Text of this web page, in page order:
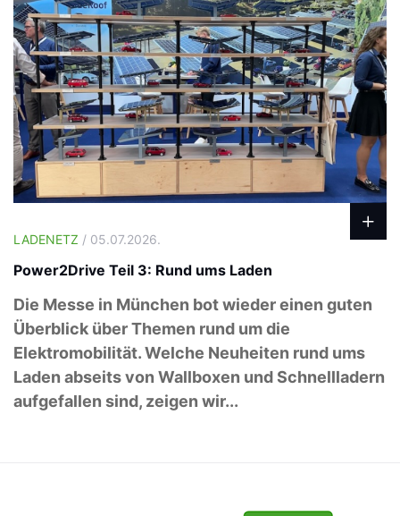
LADENETZ / 05.07.2026.
Power2Drive Teil 3: Rund ums Laden
Die Messe in München bot wieder einen guten
Überblick über Themen rund um die
Elektromobilität. Welche Neuheiten rund ums
Laden abseits von Wallboxen und Schnellladern
aufgefallen sind, zeigen wir...